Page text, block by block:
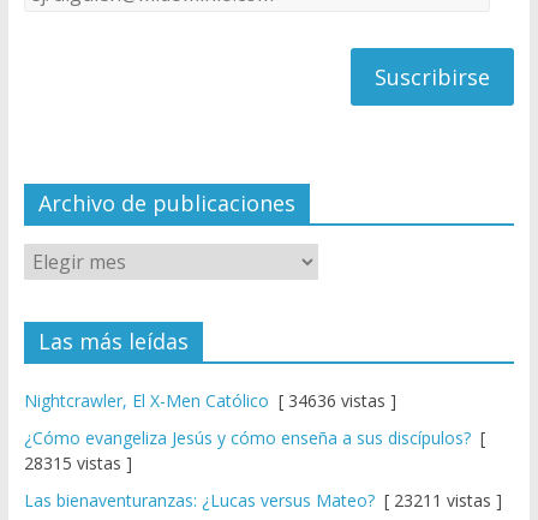
el
de
Archivo de publicaciones
Las más leídas
Nightcrawler, El X-Men Católico [ 34636 vistas ]
¿Cómo evangeliza Jesús y cómo enseña a sus discípulos?[
28315 vistas ]
Las bienaventuranzas: ¿Lucas versus Mateo?[ 23211 vistas ]